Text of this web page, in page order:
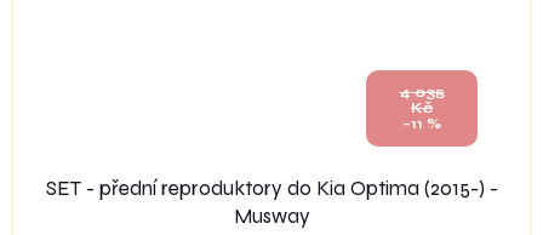
4 035
Kč
–11 %
SET - přední reproduktory do Kia Optima (2015-) -
Musway